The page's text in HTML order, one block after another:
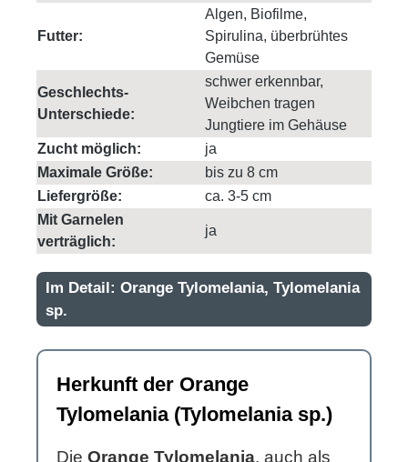
Futter:
Algen, Biofilme,
Spirulina, überbrühtes
Gemüse
Geschlechts-
Unterschiede:
schwer erkennbar,
Weibchen tragen
Jungtiere im Gehäuse
Zucht möglich:
ja
Maximale Größe:
bis zu 8 cm
Liefergröße:
ca. 3-5 cm
Mit Garnelen
verträglich:
ja
Im Detail: Orange Tylomelania, Tylomelania
sp.
Herkunft der Orange
Tylomelania (Tylomelania sp.)
Die Orange Tylomelania, auch als